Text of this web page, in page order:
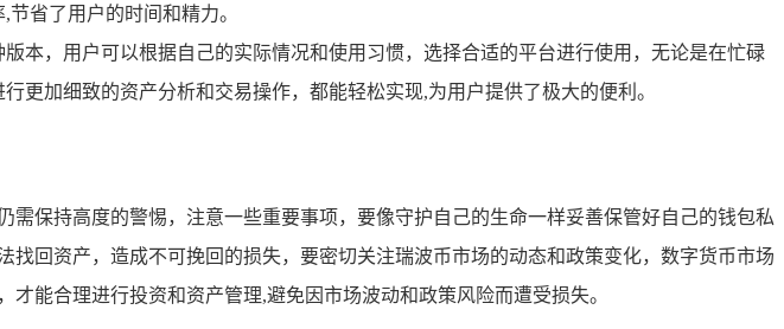
省了用户的时间和精力。
本，用户可以根据自己的实际情况和使用习惯，选择合适的平台进行使用，无论是在忙碌
更加细致的资产分析和交易操作，都能轻松实现,为用户提供了极大的便利。
保持高度的警惕，注意一些重要事项，要像守护自己的生命一样妥善保管好自己的钱包私
回资产，造成不可挽回的损失，要密切关注瑞波币市场的动态和政策变化，数字货币市场
能合理进行投资和资产管理,避免因市场波动和政策风险而遭受损失。